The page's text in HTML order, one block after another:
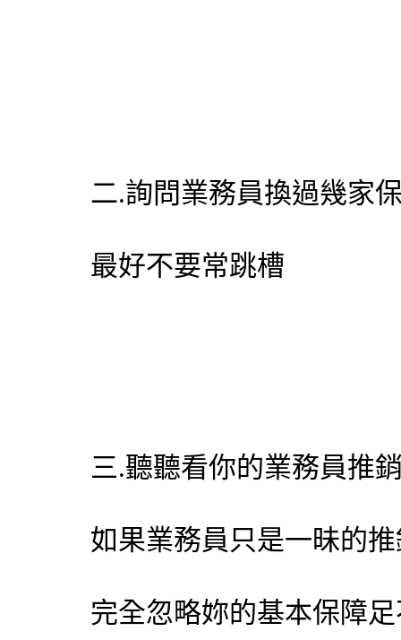
二.詢問業務員換過幾家
最好不要常跳槽
三.聽聽看你的業務員推
如果業務員只是一昧的
完全忽略妳的基本保障